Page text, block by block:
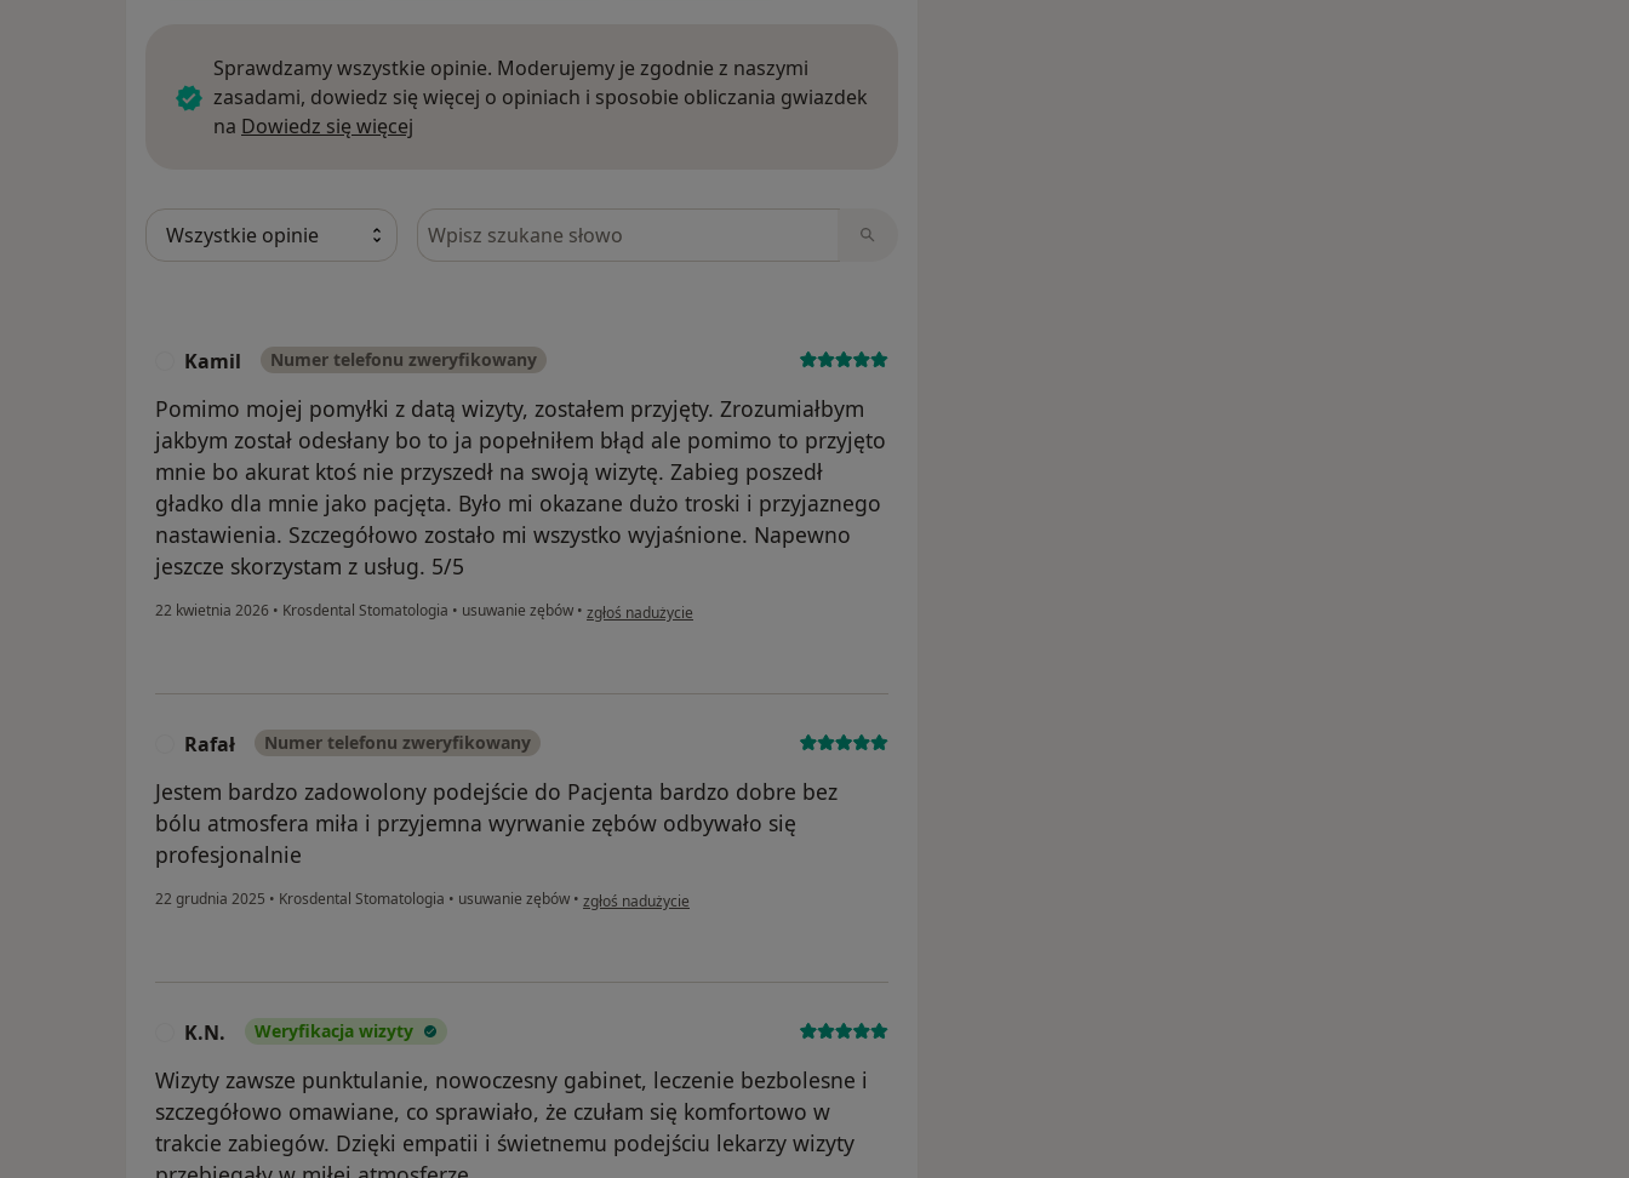
Sprawdzamy wszystkie opinie. Moderujemy je zgodnie z naszymi
zasadami, dowiedz się więcej o opiniach i sposobie obliczania gwiazdek
na Dowiedz się więcej
Szukaj w opiniach
Kamil Numer telefonu zweryfikowany
Pomimo mojej pomyłki z datą wizyty, zostałem przyjęty. Zrozumiałbym
jakbym został odesłany bo to ja popełniłem błąd ale pomimo to przyjęto
mnie bo akurat ktoś nie przyszedł na swoją wizytę. Zabieg poszedł
gładko dla mnie jako pacjęta. Było mi okazane dużo troski i przyjaznego
nastawienia. Szczegółowo zostało mi wszystko wyjaśnione. Napewno
jeszcze skorzystam z usług. 5/5
22 kwietnia 2026 • Krosdental Stomatologia • usuwanie zębów • w opinii użytkownika Kamil
zgłoś nadużycie
Rafał Numer telefonu zweryfikowany
Jestem bardzo zadowolony podejście do Pacjenta bardzo dobre bez
bólu atmosfera miła i przyjemna wyrwanie zębów odbywało się
profesjonalnie
22 grudnia 2025 • Krosdental Stomatologia • usuwanie zębów • w opinii użytkownika Rafał
zgłoś nadużycie
K.N. Weryfikacja wizyty
Wizyty zawsze punktulanie, nowoczesny gabinet, leczenie bezbolesne i
szczegółowo omawiane, co sprawiało, że czułam się komfortowo w
trakcie zabiegów. Dzięki empatii i świetnemu podejściu lekarzy wizyty